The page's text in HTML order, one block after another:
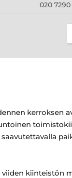
020 7290
kerroksen
viiden kiinteistön